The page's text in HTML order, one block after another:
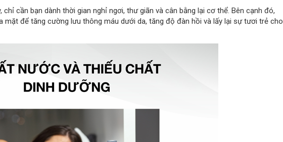
chỉ cần bạn dành thời gian nghỉ ngơi, thư giãn và cân bằng lại cơ thể. Bên cạnh đó,
mặt để tăng cường lưu thông máu dưới da, tăng độ đàn hồi và lấy lại sự tươi trẻ cho